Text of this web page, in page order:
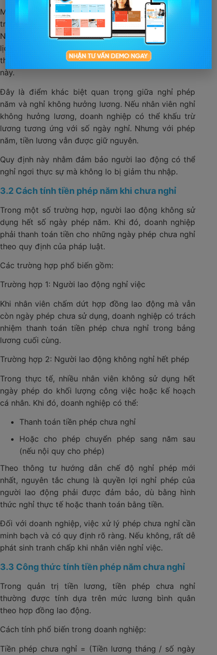
Một nhân viên có mức lương theo hợp đồng là 12
triệu đồng/tháng và được nghỉ 12 ngày phép năm.
Nếu nhân viên sử dụng 5 ngày nghỉ phép để đi du
lịch, doanh nghiệp vẫn phải trả đủ tiền lương tháng
theo hợp đồng, không được trừ lương của 5 ngày
này.
Đây là điểm khác biệt quan trọng giữa nghỉ phép
năm và nghỉ không hưởng lương. Nếu nhân viên nghỉ
không hưởng lương, doanh nghiệp có thể khấu trừ
lương tương ứng với số ngày nghỉ. Nhưng với phép
năm, tiền lương vẫn được giữ nguyên.
Quy định này nhằm đảm bảo người lao động có thể
nghỉ ngơi thực sự mà không lo bị giảm thu nhập.
3.2 Cách tính tiền phép năm khi chưa nghỉ
Trong một số trường hợp, người lao động không sử
dụng hết số ngày phép năm. Khi đó, doanh nghiệp
phải thanh toán tiền cho những ngày phép chưa nghỉ
theo quy định của pháp luật.
Các trường hợp phổ biến gồm:
Trường hợp 1: Người lao động nghỉ việc
Khi nhân viên chấm dứt hợp đồng lao động mà vẫn
còn ngày phép chưa sử dụng, doanh nghiệp có trách
nhiệm thanh toán tiền phép chưa nghỉ trong bảng
lương cuối cùng.
Trường hợp 2: Người lao động không nghỉ hết phép
Trong thực tế, nhiều nhân viên không sử dụng hết
ngày phép do khối lượng công việc hoặc kế hoạch
cá nhân. Khi đó, doanh nghiệp có thể:
Thanh toán tiền phép chưa nghỉ
Hoặc cho phép chuyển phép sang năm sau
(nếu nội quy cho phép)
Theo thông tư hướng dẫn chế độ nghỉ phép mới
nhất, nguyên tắc chung là quyền lợi nghỉ phép của
người lao động phải được đảm bảo, dù bằng hình
thức nghỉ thực tế hoặc thanh toán bằng tiền.
Đối với doanh nghiệp, việc xử lý phép chưa nghỉ cần
minh bạch và có quy định rõ ràng. Nếu không, rất dễ
phát sinh tranh chấp khi nhân viên nghỉ việc.
3.3 Công thức tính tiền phép năm chưa nghỉ
Trong quản trị tiền lương, tiền phép chưa nghỉ
thường được tính dựa trên mức lương bình quân
theo hợp đồng lao động.
Cách tính phổ biến trong doanh nghiệp:
Tiền phép chưa nghỉ = (Tiền lương tháng / số ngày